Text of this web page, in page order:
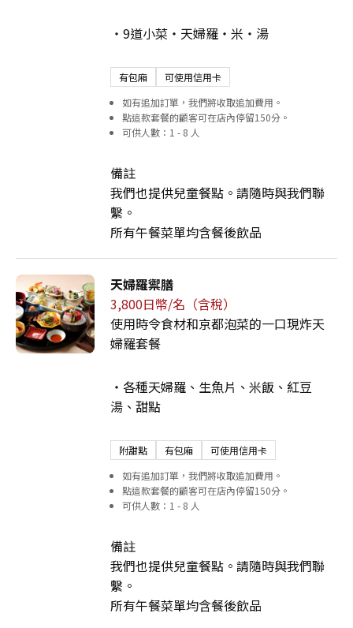
・9道小菜・天婦羅・米・湯
有包廂
可使用信用卡
如有追加訂單，我們將收取追加費用。
點這款套餐的顧客可在店內停留150分。
可供人數：1 - 8 人
備註
我們也提供兒童餐點。請隨時與我們聯
繫。
所有午餐菜單均含餐後飲品
天婦羅禦膳
3,800日幣/名（含稅）
使用時令食材和京都泡菜的一口現炸天
婦羅套餐
・各種天婦羅、生魚片、米飯、紅豆
湯、甜點
附甜點 有包廂
可使用信用卡
如有追加訂單，我們將收取追加費用。
點這款套餐的顧客可在店內停留150分。
可供人數：1 - 8 人
備註
我們也提供兒童餐點。請隨時與我們聯
繫。
所有午餐菜單均含餐後飲品